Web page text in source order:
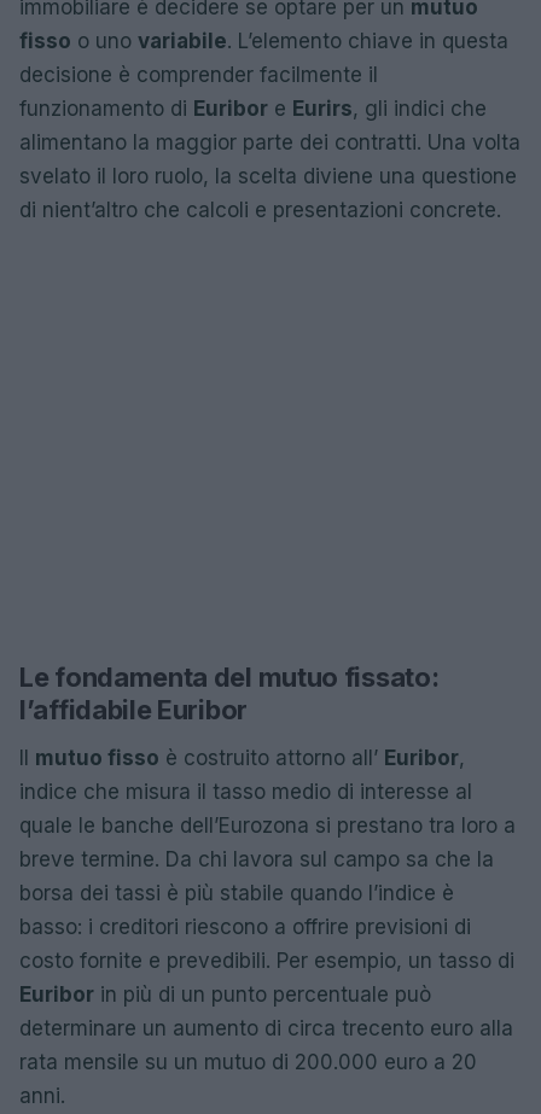
immobiliare è decidere se optare per un mutuo
fisso o uno variabile. L’elemento chiave in questa
decisione è comprender facilmente il
funzionamento di Euribor e Eurirs, gli indici che
alimentano la maggior parte dei contratti. Una volta
svelato il loro ruolo, la scelta diviene una questione
di nient’altro che calcoli e presentazioni concrete.
Le fondamenta del mutuo fissato:
l’affidabile Euribor
mutuo fisso è costruito attorno all’ Euribor,
indice che misura il tasso medio di interesse al
quale le banche dell’Eurozona si prestano tra loro a
breve termine. Da chi lavora sul campo sa che la
borsa dei tassi è più stabile quando l’indice è
basso: i creditori riescono a offrire previsioni di
costo fornite e prevedibili. Per esempio, un tasso di
Euribor in più di un punto percentuale può
determinare un aumento di circa trecento euro alla
rata mensile su un mutuo di 200.000 euro a 20
anni.